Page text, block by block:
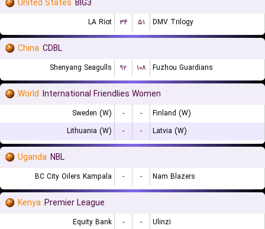
United States BIG3
LA Riot ۳۴ ۵۱ DMV Trilogy
China CDBL
Shenyang Seagulls ۹۲ ۱۰۸ Fuzhou Guardians
World International Friendlies Women
Sweden (W) - -
Finland (W)
Lithuania (W)
- - Latvia (W)
Uganda NBL
BC City Oilers Kampala - - Nam Blazers
Kenya Premier League
Equity Bank - - Ulinzi